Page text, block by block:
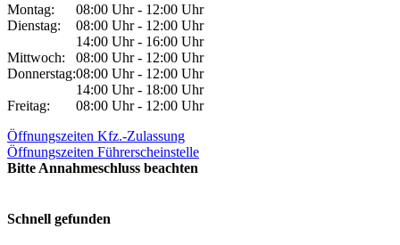
Montag:
08:00 Uhr - 12:00 Uhr
Dienstag:
08:00 Uhr - 12:00 Uhr
14:00 Uhr - 16:00 Uhr
Mittwoch:
08:00 Uhr - 12:00 Uhr
Donnerstag:08:00 Uhr - 12:00 Uhr
14:00 Uhr - 18:00 Uhr
Freitag:
08:00 Uhr - 12:00 Uhr
Öffnungszeiten Kfz.-Zulassung
Öffnungszeiten Führerscheinstelle
Bitte Annahmeschluss beachten
Schnell gefunden